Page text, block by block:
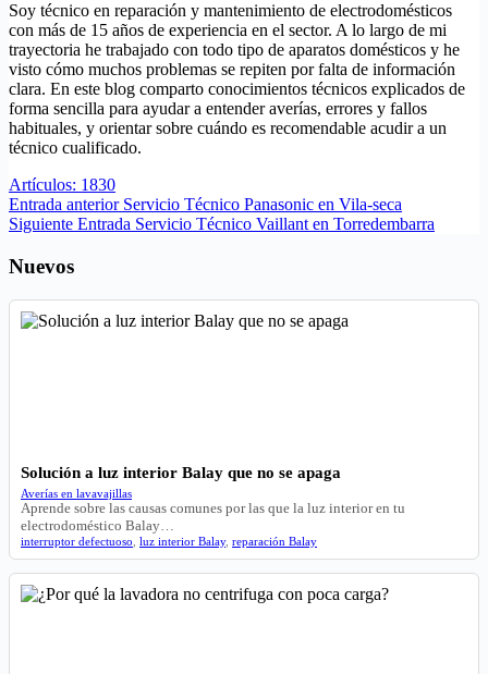
Soy técnico en reparación y mantenimiento de electrodomésticos
con más de 15 años de experiencia en el sector. A lo largo de mi
trayectoria he trabajado con todo tipo de aparatos domésticos y he
visto cómo muchos problemas se repiten por falta de información
clara. En este blog comparto conocimientos técnicos explicados de
forma sencilla para ayudar a entender averías, errores y fallos
habituales, y orientar sobre cuándo es recomendable acudir a un
técnico cualificado.
Artículos: 1830
Entrada anterior Servicio Técnico Panasonic en Vila-seca
Siguiente Entrada Servicio Técnico Vaillant en Torredembarra
Nuevos
Solución a luz interior Balay que no se apaga
Averías en lavavajillas
Aprende sobre las causas comunes por las que la luz interior en tu
electrodoméstico Balay…
interruptor defectuoso luz interior Balay, reparación Balay